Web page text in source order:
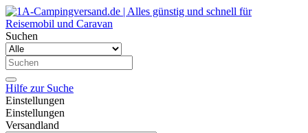
Suchen
Hilfe zur Suche
Einstellungen
Einstellungen
Versandland